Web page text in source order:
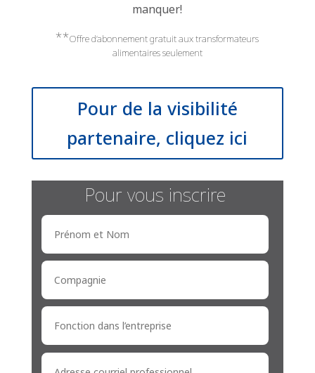
manquer!
**Offre d’abonnement gratuit aux transformateurs
alimentaires seulement
Pour de la visibilité
partenaire, cliquez ici
Pour vous inscrire